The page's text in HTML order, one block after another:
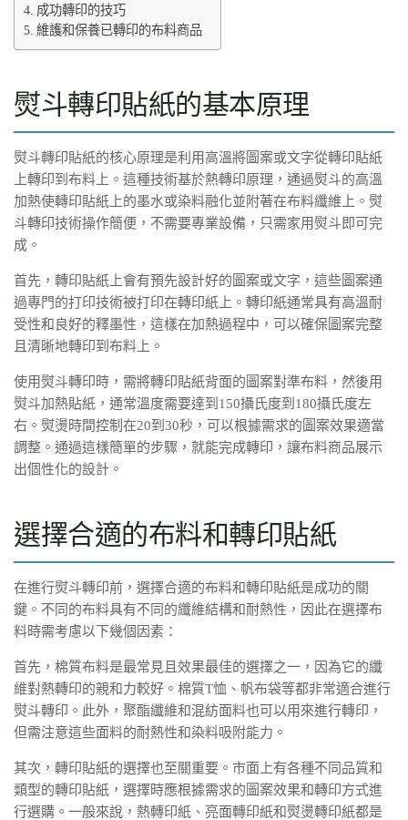
成功轉印的技巧
維護和保養已轉印的布料商品
熨斗轉印貼紙的基本原理
熨斗轉印貼紙的核心原理是利用高溫將圖案或文字從轉印貼紙
上轉印到布料上。這種技術基於熱轉印原理，通過熨斗的高溫
加熱使轉印貼紙上的墨水或染料融化並附著在布料纖維上。熨
斗轉印技術操作簡便，不需要專業設備，只需家用熨斗即可完
成。
首先，轉印貼紙上會有預先設計好的圖案或文字，這些圖案通
過專門的打印技術被打印在轉印紙上。轉印紙通常具有高溫耐
受性和良好的釋墨性，這樣在加熱過程中，可以確保圖案完整
且清晰地轉印到布料上。
使用熨斗轉印時，需將轉印貼紙背面的圖案對準布料，然後用
熨斗加熱貼紙，通常溫度需要達到150攝氏度到180攝氏度左
右。熨燙時間控制在20到30秒，可以根據需求的圖案效果適當
調整。通過這樣簡單的步驟，就能完成轉印，讓布料商品展示
出個性化的設計。
選擇合適的布料和轉印貼紙
在進行熨斗轉印前，選擇合適的布料和轉印貼紙是成功的關
鍵。不同的布料具有不同的纖維結構和耐熱性，因此在選擇布
料時需考慮以下幾個因素：
首先，棉質布料是最常見且效果最佳的選擇之一，因為它的纖
維對熱轉印的親和力較好。棉質T恤、帆布袋等都非常適合進行
熨斗轉印。此外，聚酯纖維和混紡面料也可以用來進行轉印，
但需注意這些面料的耐熱性和染料吸附能力。
其次，轉印貼紙的選擇也至關重要。市面上有各種不同品質和
類型的轉印貼紙，選擇時應根據需求的圖案效果和轉印方式進
行選購。一般來說，熱轉印紙、亮面轉印紙和熨燙轉印紙都是